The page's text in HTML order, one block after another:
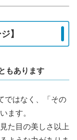
】
もあります
ではなく、「その
ます。
た目の美しさ以上